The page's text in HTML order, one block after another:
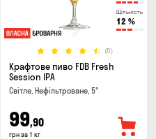
Щільність
12 %
(6)
Крафтове пиво FDB Fresh
Session IPA
Світле, Нефільтроване, 5°
99,90
грн за 1 кг